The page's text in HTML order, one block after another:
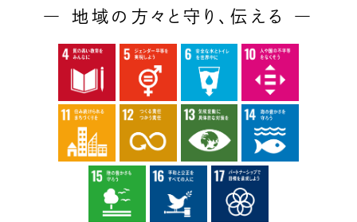
― 地域の方々と守り、伝える ―